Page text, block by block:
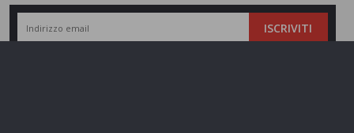
ISCRIVITI